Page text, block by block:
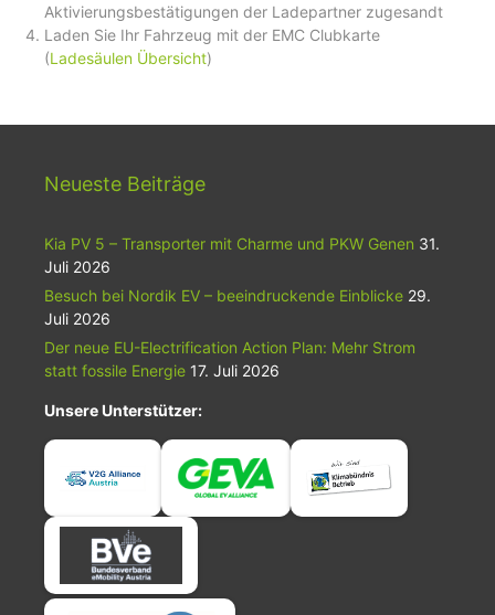
Aktivierungsbestätigungen der Ladepartner zugesandt
Laden Sie Ihr Fahrzeug mit der EMC Clubkarte
(Ladesäulen Übersicht)
Neueste Beiträge
Kia PV 5 – Transporter mit Charme und PKW Genen 31.
Juli 2026
Besuch bei Nordik EV – beeindruckende Einblicke 29.
Juli 2026
Der neue EU-Electrification Action Plan: Mehr Strom
statt fossile Energie 17. Juli 2026
Unsere Unterstützer: